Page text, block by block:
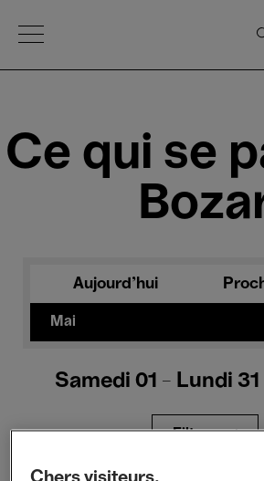
Open Menu
Ce qui se
Aujourd'hui
Mai
Samedi 01 - Lundi
Filtres